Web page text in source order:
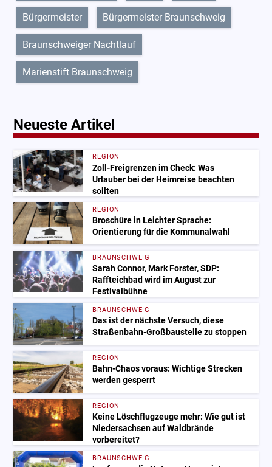
Bürgermeister Bürgermeister Braunschweig
Braunschweiger Nachtlauf
Marienstift Braunschweig
Neueste Artikel
REGION
Zoll-Freigrenzen im Check: Was
Urlauber bei der Heimreise beachten
sollten
REGION
Broschüre in Leichter Sprache:
Orientierung für die Kommunalwahl
BRAUNSCHWEIG
Sarah Connor, Mark Forster, SDP:
Raffteichbad wird im August zur
Festivalbühne
BRAUNSCHWEIG
Das ist der nächste Versuch, diese
Straßenbahn-Großbaustelle zu stoppen
REGION
Bahn-Chaos voraus: Wichtige Strecken
werden gesperrt
REGION
Keine Löschflugzeuge mehr: Wie gut ist
Niedersachsen auf Waldbrände
vorbereitet?
BRAUNSCHWEIG